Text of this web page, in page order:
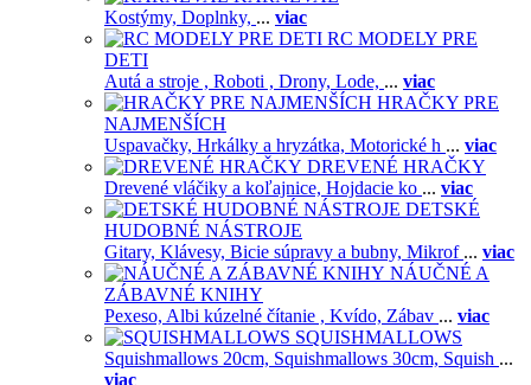
Kostýmy, Doplnky, ... viac
RC MODELY PRE
DETI
Autá a stroje , Roboti , Drony, Lode, ... viac
HRAČKY PRE
NAJMENŠÍCH
Uspavačky, Hrkálky a hryzátka, Motorické h ... viac
DREVENÉ HRAČKY
Drevené vláčiky a koľajnice, Hojdacie ko ... viac
DETSKÉ
HUDOBNÉ NÁSTROJE
Gitary, Klávesy, Bicie súpravy a bubny, Mikrof ... viac
NÁUČNÉ A
ZÁBAVNÉ KNIHY
Pexeso, Albi kúzelné čítanie , Kvído, Zábav ... viac
SQUISHMALLOWS
Squishmallows 20cm, Squishmallows 30cm, Squish ...
viac